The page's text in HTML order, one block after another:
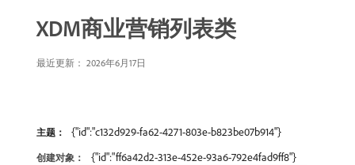
XDM商业营销列表类
最近更新： 2026年6月17日
主题： {"id":"c132d929-fa62-4271-803e-b823be07b914"}
创建对象： {"id":"ff6a42d2-313e-452e-93a6-792e4fad9ff8"}